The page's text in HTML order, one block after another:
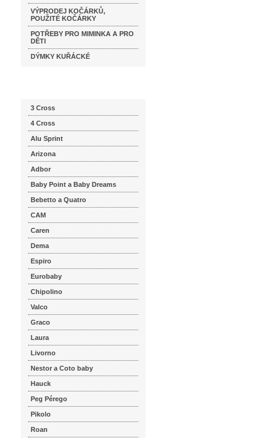
VÝPRODEJ KOČÁRKŮ,
POUŽITÉ KOČÁRKY
POTŘEBY PRO MIMINKA A PRO
DĚTI
DÝMKY KUŘÁCKÉ
3 Cross
4 Cross
Alu Sprint
Arizona
Adbor
Baby Point a Baby Dreams
Bebetto a Quatro
CAM
Caren
Dema
Espiro
Eurobaby
Chipolino
Valco
Graco
Laura
Livorno
Nestor a Coto baby
Hauck
Peg Pérego
Pikolo
Roan